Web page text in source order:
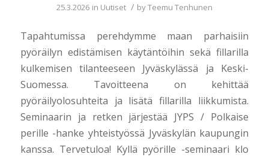
25.3.2026 in Uutiset / byTeemu Tenhunen
Tapahtumissa perehdymme maan parhaisiin
pyöräilyn edistämisen käytäntöihin sekä fillarilla
kulkemisen tilanteeseen Jyväskylässä ja Keski-
Suomessa. Tavoitteena on kehittää
pyöräilyolosuhteita ja lisätä fillarilla liikkumista.
Seminaarin ja retken järjestää JYPS / Polkaise
perille -hanke yhteistyössä Jyväskylän kaupungin
kanssa. Tervetuloa! Kyllä pyörille -seminaari klo